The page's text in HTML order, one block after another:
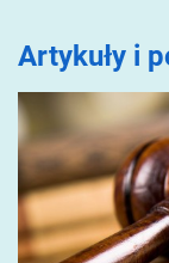
Artykuły i